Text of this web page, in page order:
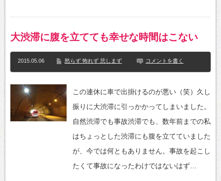
大渋滞に腹を立てても幸せな時間はこない
2015.05.06 怒らず 怖れず 悲しまず コメントを書く
この連休に車で出掛けるのが悪い（笑）久し
振りに大渋滞に引っかかってしまいました。
自然渋滞でも事故渋滞でも、数年前までの私
はちょっとした渋滞にも腹を立てていました
が、今では何ともありません。事故を起こし
たくて事故になったわけではないはず…